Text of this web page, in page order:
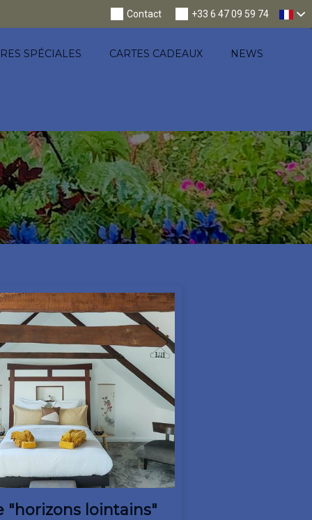
+33 6 47 09 59 74
Contact
SPÉCIALES CARTES CADEAUX NEWS
"horizons lointains"